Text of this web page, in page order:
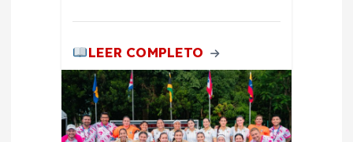
LEER COMPLETO